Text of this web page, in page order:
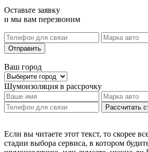
Оставьте заявку
и мы вам перезвоним
Отправить
Ваш город
Шумоизоляция в рассрочку
Рассчитать
Если вы читаете этот текст, то скорее
стадии выбора сервиса, в котором